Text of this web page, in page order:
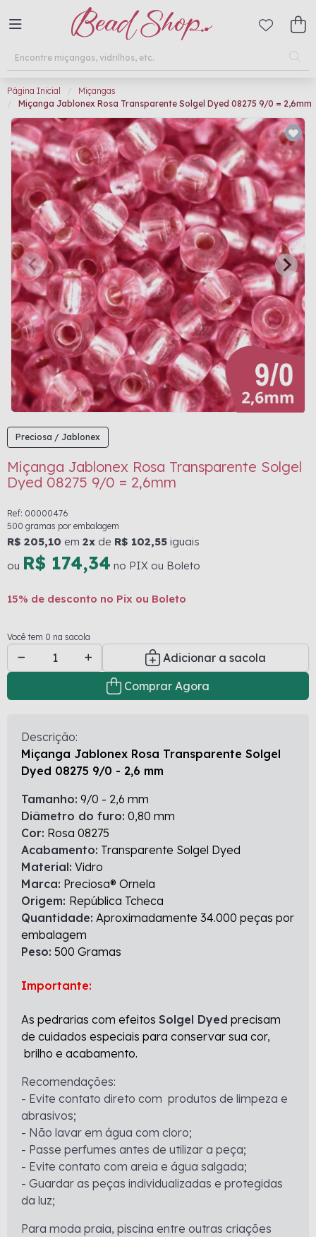
Página Inicial
Miçangas
Miçanga Jablonex Rosa Transparente Solgel Dyed 08275 9/0 = 2,6mm
Preciosa / Jablonex
Miçanga Jablonex Rosa Transparente Solgel
Dyed 08275 9/0 = 2,6mm
Ref: 00000476
500 gramas por embalagem
R$ 205,10 em 2x de R$ 102,55 iguais
ou R$ 174,34 no PIX ou Boleto
15% de desconto no Pix ou Boleto
Você tem 0 na sacola
Adicionar a sacola
Comprar Agora
Descrição:
Miçanga Jablonex Rosa Transparente Solgel
Dyed 08275 9/0 - 2,6 mm
Tamanho: 9/0 - 2,6 mm
Diâmetro do furo: 0,80 mm
Cor: Rosa 08275
Acabamento: Transparente Solgel Dyed
Material: Vidro
Marca: Preciosa® Ornela
Origem: República Tcheca
Quantidade: Aproximadamente 34.000 peças por
embalagem
Peso: 500 Gramas
Importante:
As pedrarias com efeitos Solgel Dyed precisam
de cuidados especiais para conservar sua cor,
brilho e acabamento.
Recomendações:
- Evite contato direto com produtos de limpeza e
abrasivos;
- Não lavar em água com cloro;
- Passe perfumes antes de utilizar a peça;
- Evite contato com areia e água salgada;
- Guardar as peças individualizadas e protegidas
da luz;
Para moda praia, piscina entre outras criações